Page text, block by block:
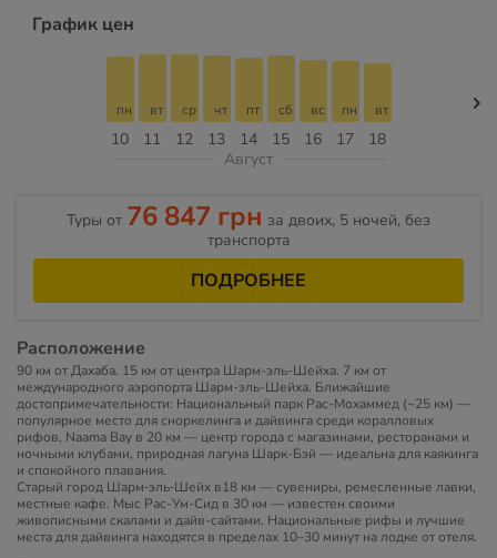
График цен
10
пн
11
вт
12
ср
13
чт
14
пт
15
сб
16
вс
17
пн
18
вт
Август
Туры от 76 847 грн за двоих, 5 ночей, без
транспорта
ПОДРОБНЕЕ
Расположение
90 км от Дахаба. 15 км от центра Шарм-эль-Шейха. 7 км от
международного аэропорта Шарм-эль-Шейха. Ближайшие
достопримечательности: Национальный парк Рас-Мохаммед (~25 км) —
популярное место для сноркелинга и дайвинга среди коралловых
рифов, Naama Bay в 20 км — центр города с магазинами, ресторанами и
ночными клубами, природная лагуна Шарк-Бэй — идеальна для каякинга
и спокойного плавания.
Старый город Шарм‑эль‑Шейх в18 км — сувениры, ремесленные лавки,
местные кафе. Мыс Рас-Ум-Сид в 30 км — известен своими
живописными скалами и дайв-сайтами. Национальные рифы и лучшие
места для дайвинга находятся в пределах 10–30 минут на лодке от отеля.